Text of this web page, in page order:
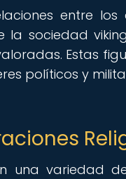
entre los
la sociedad
Estas
políticos y
una variedad